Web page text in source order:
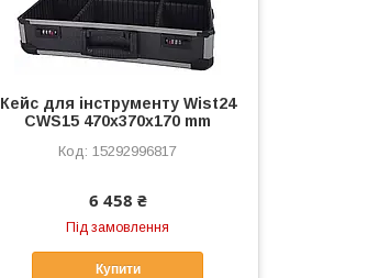
Кейс для інструменту Wist24
CWS15 470x370x170 mm
15292996817
6 458 ₴
Під замовлення
Купити